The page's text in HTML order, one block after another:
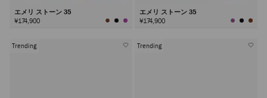
エメリ ストーン 35
¥174,900
エメリ ストーン 35
¥174,900
Trending Trending